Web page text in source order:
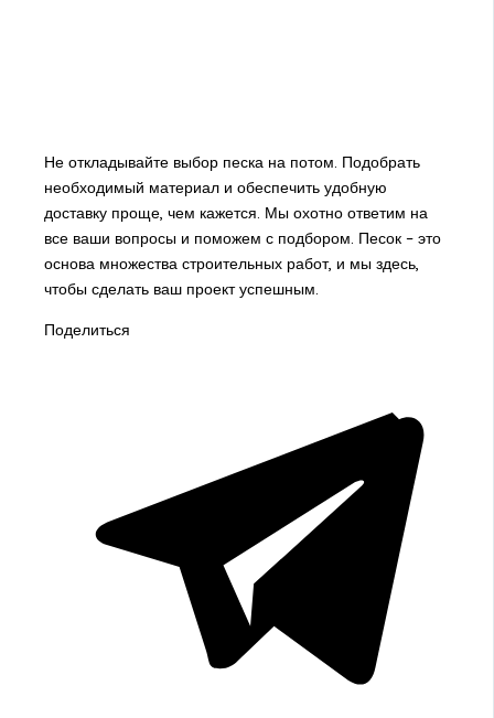
Не откладывайте выбор песка на потом. Подобрать
необходимый материал и обеспечить удобную
доставку проще, чем кажется. Мы охотно ответим на
все ваши вопросы и поможем с подбором. Песок – это
основа множества строительных работ, и мы здесь,
чтобы сделать ваш проект успешным.
Поделиться